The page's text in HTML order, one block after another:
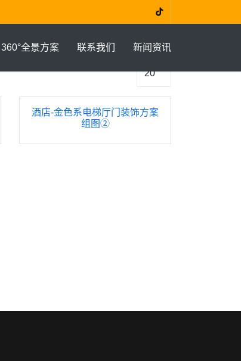
360°全景方案 联系我们
新闻资讯
酒店-金色系电梯厅门装饰方案
组图②